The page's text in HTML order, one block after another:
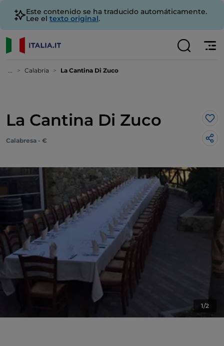
Este contenido se ha traducido automáticamente.
Lee el texto original.
... Calabria La Cantina Di Zuco
La Cantina Di Zuco Me
Calabresa - €
1/2